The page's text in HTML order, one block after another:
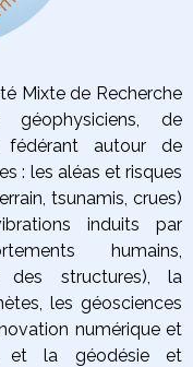
Mixte de Recherche
géophysiciens, de
fédérant autour de
: les aléas et risques
tsunamis, crues)
induits par
humains,
des structures), la
, les géosciences
numérique et
et la géodésie et